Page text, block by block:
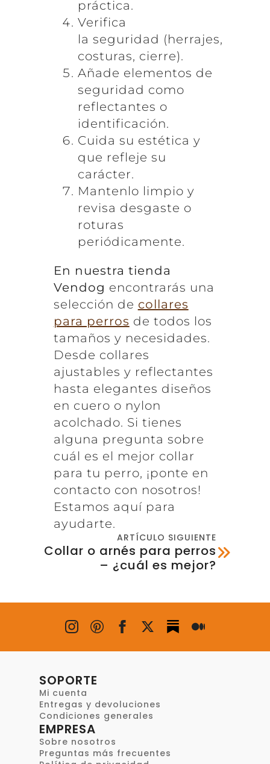
práctica.
Verifica
la seguridad (herrajes,
costuras, cierre).
Añade elementos de
seguridad como
reflectantes o
identificación.
Cuida su estética y
que refleje su
carácter.
Mantenlo limpio y
revisa desgaste o
roturas
periódicamente.
En nuestra tienda
Vendog encontrarás una
selección de collares
para perros de todos los
tamaños y necesidades.
Desde collares
ajustables y reflectantes
hasta elegantes diseños
en cuero o nylon
acolchado. Si tienes
alguna pregunta sobre
cuál es el mejor collar
para tu perro, ¡ponte en
contacto con nosotros!
Estamos aquí para
ayudarte.
ARTÍCULO SIGUIENTE
Collar o arnés para perros
– ¿cuál es mejor?
SOPORTE
Mi cuenta
Entregas y devoluciones
Condiciones generales
EMPRESA
Sobre nosotros
Preguntas más frecuentes